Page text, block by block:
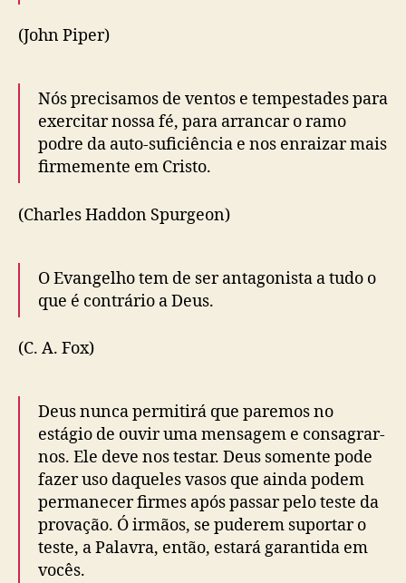
(John Piper)
Nós precisamos de ventos e tempestades para
exercitar nossa fé, para arrancar o ramo
podre da auto-suficiência e nos enraizar mais
firmemente em Cristo.
(Charles Haddon Spurgeon)
O Evangelho tem de ser antagonista a tudo o
que é contrário a Deus.
(C. A. Fox)
Deus nunca permitirá que paremos no
estágio de ouvir uma mensagem e consagrar-
nos. Ele deve nos testar. Deus somente pode
fazer uso daqueles vasos que ainda podem
permanecer firmes após passar pelo teste da
provação. Ó irmãos, se puderem suportar o
teste, a Palavra, então, estará garantida em
vocês.